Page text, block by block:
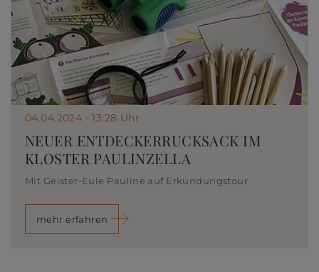
04.04.2024 - 13:28 Uhr
NEUER ENTDECKERRUCKSACK IM
KLOSTER PAULINZELLA
Mit Geister-Eule Pauline auf Erkundungstour
mehr erfahren